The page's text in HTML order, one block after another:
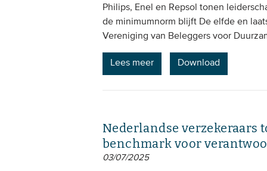
Philips, Enel en Repsol tonen
de minimumnorm blijft De elfde en
Vereniging van Beleggers voor
Lees meer Download
Nederlandse verzekeraars
benchmark voor
03/07/2025